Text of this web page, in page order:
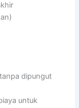
dipungut
untuk